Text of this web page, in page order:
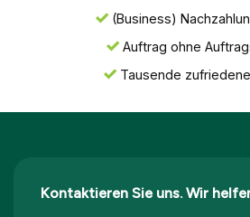
(Business)
Auftrag ohne
Tausende
Kontaktieren Sie uns. Wir